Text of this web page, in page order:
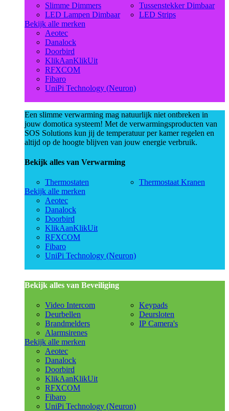
Slimme Dimmers
LED Lampen Dimbaar
Tussenstekker Dimbaar
LED Strips
Bekijk alle merken
Aeotec
Danalock
Doorbird
KlikAanKlikUit
RFXCOM
Fibaro
UniPi Technology (Neuron)
Een slimme verwarming mag natuurlijk niet ontbreken in
jouw domotica systeem! Met de verwarmingsproducten van
SOS Solutions kun jij de temperatuur per kamer regelen en
altijd op de hoogte blijven van jouw energie verbruik.
Bekijk alles van Verwarming
Thermostaten
Thermostaat Kranen
Bekijk alle merken
Aeotec
Danalock
Doorbird
KlikAanKlikUit
RFXCOM
Fibaro
UniPi Technology (Neuron)
Bekijk alles van Beveiliging
Video Intercom
Deurbellen
Brandmelders
Alarmsirenes
Keypads
Deursloten
IP Camera's
Bekijk alle merken
Aeotec
Danalock
Doorbird
KlikAanKlikUit
RFXCOM
Fibaro
UniPi Technology (Neuron)